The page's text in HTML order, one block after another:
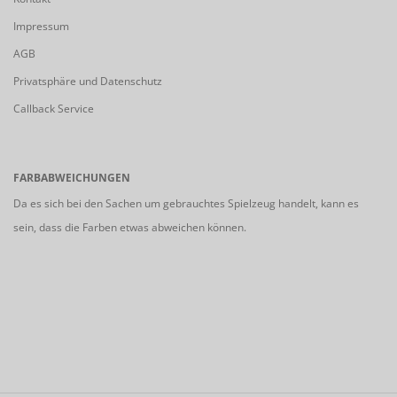
Impressum
AGB
Privatsphäre und Datenschutz
Callback Service
FARBABWEICHUNGEN
Da es sich bei den Sachen um gebrauchtes Spielzeug handelt, kann es
sein, dass die Farben etwas abweichen können.